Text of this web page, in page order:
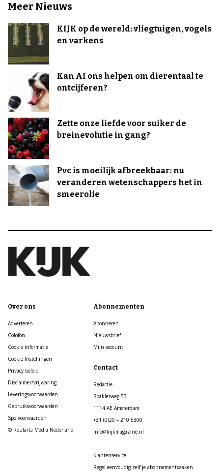
Meer Nieuws
KIJK op de wereld: vliegtuigen, vogels
en varkens
Kan AI ons helpen om dierentaal te
ontcijferen?
Zette onze liefde voor suiker de
breinevolutie in gang?
Pvc is moeilijk afbreekbaar: nu
veranderen wetenschappers het in
smeerolie
Over ons
Adverteren
Colofon
Cookie informatie
Cookie Instellingen
Privacy beleid
Disclaimer/vrijwaring
Leveringsvoorwaarden
Gebruiksvoorwaarden
Spelvoorwaarden
© Roularta Media Nederland
Abonnementen
Abonneren
Nieuwsbrief
Mijn account
Contact
Redactie
Spaklerweg 53
1114 AE Amsterdam
+31 (0)20 – 210 5300
info@kijkmagazine.nl
Klantenservice
Regel eenvoudig zelf je abonnementszaken